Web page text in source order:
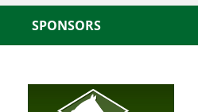
SPONSORS